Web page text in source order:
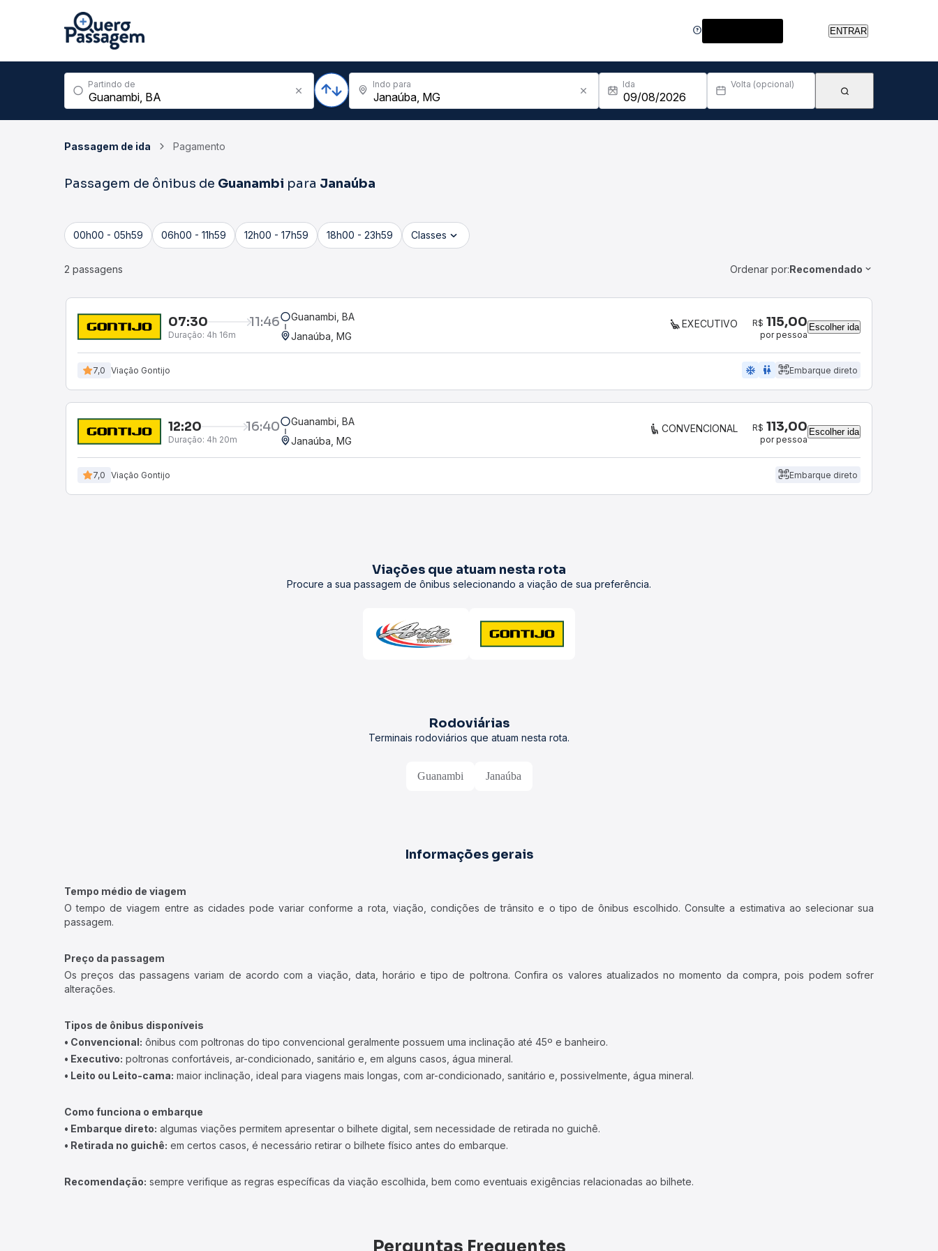
ENTRAR
Partindo de Indo para Ida Volta (opcional)
Passagem de ida Pagamento
Passagem de ônibus de Guanambi para Janaúba
00h00 - 05h59 06h00 - 11h59 12h00 - 17h59 18h00 - 23h59 Classes
2 passagens Ordenar por:Recomendado
07:30 11:46
Duração: 4h 16m
Guanambi, BA
Janaúba, MG
EXECUTIVO R$ 115,00
por pessoa
Escolher ida
7,0 Viação Gontijo ac_unit wc Embarque direto
12:20 16:40
Duração: 4h 20m
Guanambi, BA
Janaúba, MG
CONVENCIONAL R$ 113,00
por pessoa
Escolher ida
7,0 Viação Gontijo Embarque direto
Viações que atuam nesta rota
Procure a sua passagem de ônibus selecionando a viação de sua preferência.
Rodoviárias
Terminais rodoviários que atuam nesta rota.
Guanambi Janaúba
Informações gerais
Tempo médio de viagem
O tempo de viagem entre as cidades pode variar conforme a rota, viação, condições de trânsito e o tipo de ônibus escolhido. Consulte a estimativa ao selecionar sua
passagem.
Preço da passagem
Os preços das passagens variam de acordo com a viação, data, horário e tipo de poltrona. Confira os valores atualizados no momento da compra, pois podem sofrer
alterações.
Tipos de ônibus disponíveis
• Convencional: ônibus com poltronas do tipo convencional geralmente possuem uma inclinação até 45º e banheiro.
• Executivo: poltronas confortáveis, ar-condicionado, sanitário e, em alguns casos, água mineral.
• Leito ou Leito-cama: maior inclinação, ideal para viagens mais longas, com ar-condicionado, sanitário e, possivelmente, água mineral.
Como funciona o embarque
• Embarque direto: algumas viações permitem apresentar o bilhete digital, sem necessidade de retirada no guichê.
• Retirada no guichê: em certos casos, é necessário retirar o bilhete físico antes do embarque.
Recomendação: sempre verifique as regras específicas da viação escolhida, bem como eventuais exigências relacionadas ao bilhete.
Perguntas Frequentes